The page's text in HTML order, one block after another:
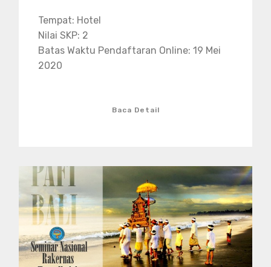
Tempat: Hotel
Nilai SKP: 2
Batas Waktu Pendaftaran Online: 19 Mei
2020
Baca Detail